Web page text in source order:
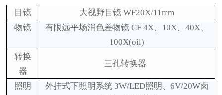
目镜 大视野目镜 WF20X/11mm
物镜
有限远平场消色差物镜 CF 4X、10X、40X、
100X(oil)
转换
器
三孔转换器
照明 外挂式下照明系统 3W/LED照明、6V/20W卤